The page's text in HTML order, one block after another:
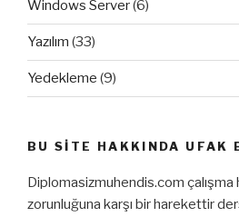
Windows Server(6)
Yazılım (33)
Yedekleme (9)
BU SITE HAKKINDA UFAK
Diplomasizmuhendis.com çalışma
zorunluğuna karşı bir harekettir